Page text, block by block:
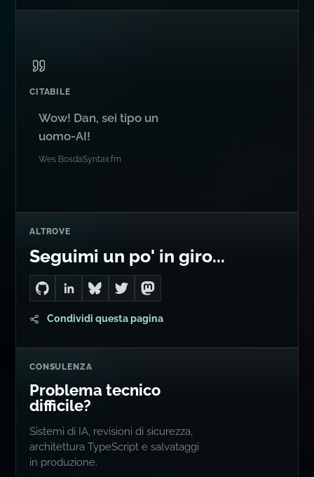
CITABILE
Wow! Dan, sei tipo un
uomo-AI!
Wes BosdaSyntax.fm
ALTROVE
Seguimi un po' in giro...
Go to Dan's GitHub
Connect with me on LinkedIn
Follow me on Bluesky
Follow me on Twitter
Follow me on Mastodon
Condividi questa pagina
CONSULENZA
Problema tecnico
difficile?
Sistemi di IA, revisioni di sicurezza,
architettura TypeScript e salvataggi
in produzione.